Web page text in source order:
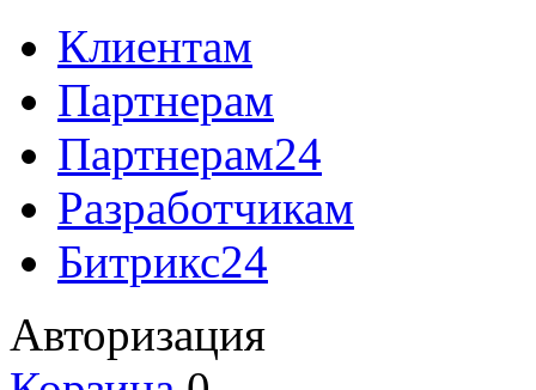
Клиентам
Партнерам
Партнерам24
Разработчикам
Битрикс24
Авторизация